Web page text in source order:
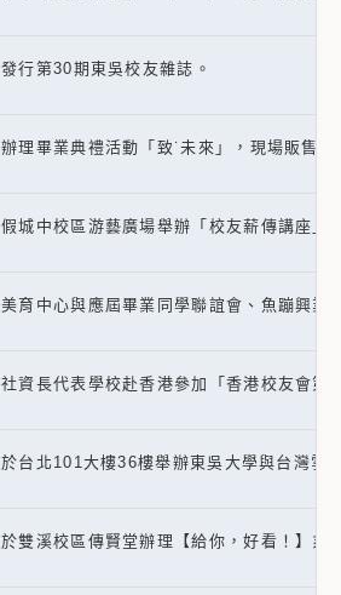
發行第30期東吳校友雜誌。
辦理畢業典禮活動「致˙未來」，現場販售
假城中校區游藝廣場舉辦「校友薪傳講座」
美育中心與應屆畢業同學聯誼會、魚蹦興業
社資長代表學校赴香港參加「香港校友會第
於台北101大樓36樓舉辦東吳大學與台灣雪
於雙溪校區傳賢堂辦理【給你，好看！】系